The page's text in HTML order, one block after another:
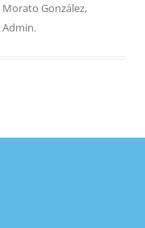
Morato González,
Admin.